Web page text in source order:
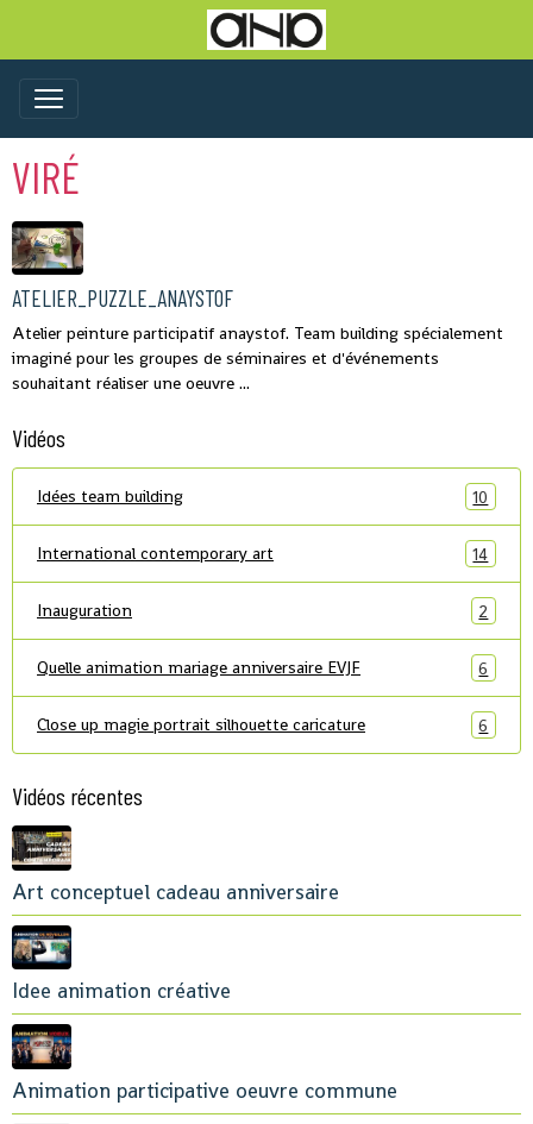
VIRÉ
ATELIER_PUZZLE_ANAYSTOF
Atelier peinture participatif anaystof. Team building spécialement
imaginé pour les groupes de séminaires et d'événements
souhaitant réaliser une oeuvre ...
Vidéos
Idées team building 10
International contemporary art 14
Inauguration 2
Quelle animation mariage anniversaire EVJF 6
Close up magie portrait silhouette caricature 6
Vidéos récentes
Art conceptuel cadeau anniversaire
Idee animation créative
Animation participative oeuvre commune